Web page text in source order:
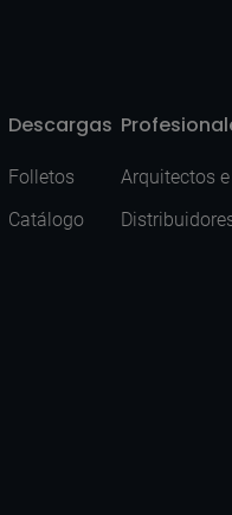
Descargas
Folletos
Catálogo
Arquitectos